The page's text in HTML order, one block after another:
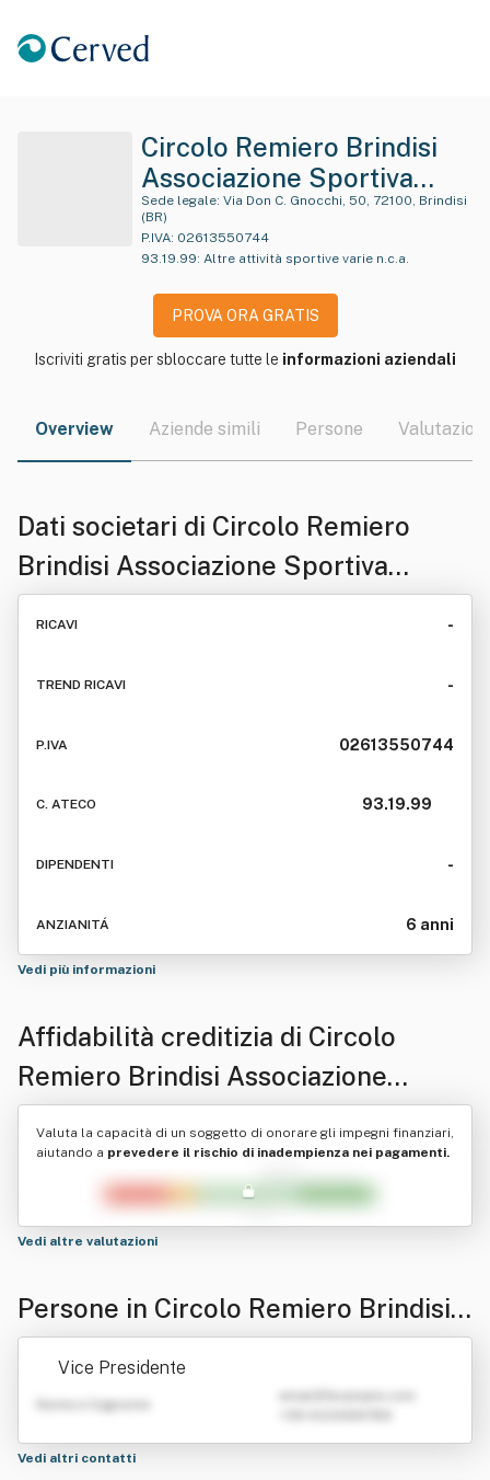
Circolo Remiero Brindisi
Associazione Sportiva
Dilettantistica
Sede legale:
(BR)
P.IVA: 02613550744
93.19.99: Altre attività sportive varie n.c.a.
PROVA ORA GRATIS
Iscriviti gratis per sbloccare tutte le informazioni aziendali
Overview Aziende simili Persone Valutazioni
Dati societari di Circolo Remiero
Brindisi Associazione Sportiva
Dilettantistica
RICAVI -
TREND RICAVI -
P.IVA 02613550744
C. ATECO 93.19.99
DIPENDENTI -
ANZIANITÁ 6 anni
Vedi più informazioni
Affidabilità creditizia di Circolo
Remiero Brindisi Associazione
Sportiva Dilettantistica
Valuta la capacità di un soggetto di onorare gli impegni finanziari,
aiutando a prevedere il rischio di inadempienza nei pagamenti.
Vedi altre valutazioni
Persone in Circolo Remiero Brindisi
Associazione Sportiva Dilettantistica
Vice Presidente
Nome e Cognome
Vedi altri contatti